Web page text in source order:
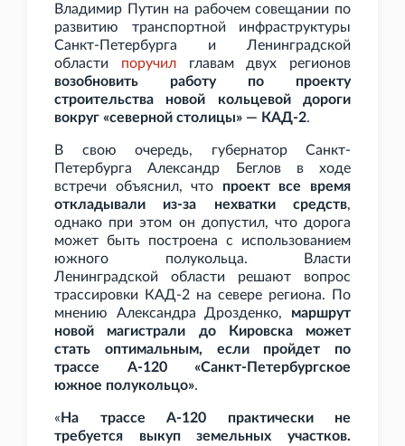
Владимир Путин на рабочем совещании по
развитию транспортной инфраструктуры
Санкт-Петербурга и Ленинградской
области поручилглавам двух регионов
возобновить работу по проекту
строительства новой кольцевой дороги
вокруг «северной столицы» — КАД-2.
В свою очередь, губернатор Санкт-
Петербурга Александр Беглов в ходе
встречи объяснил, что проект все время
откладывали из-за нехватки средств,
однако при этом он допустил, что дорога
может быть построена с использованием
южного полукольца. Власти
Ленинградской области решают вопрос
трассировки КАД-2 на севере региона. По
мнению Александра Дрозденко, маршрут
новой магистрали до Кировска может
стать оптимальным, если пройдет по
трассе А-120 «Санкт-Петербургское
южное полукольцо».
« На трассе А-120 практически не
требуется выкуп земельных участков.